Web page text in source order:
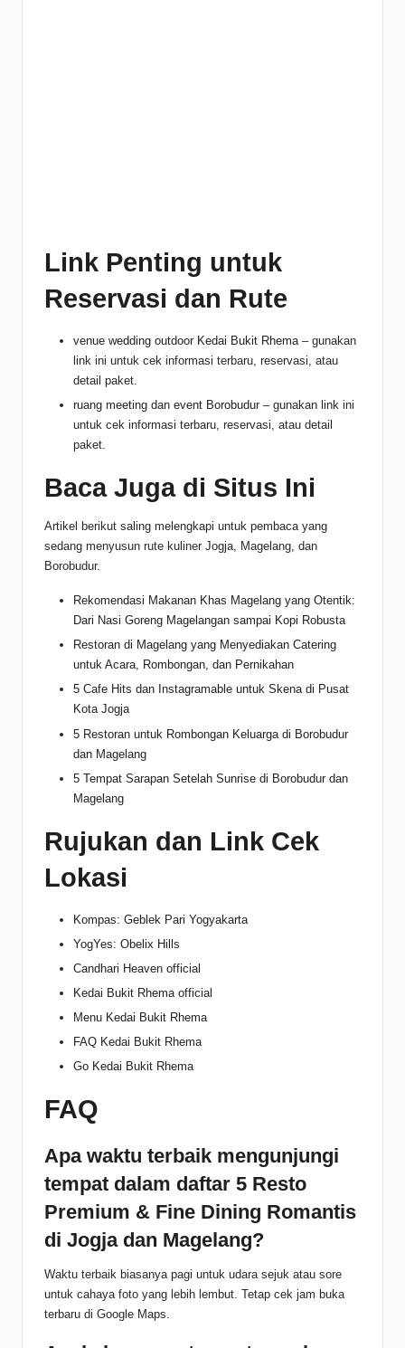
Link Penting untuk
Reservasi dan Rute
venue wedding outdoor Kedai Bukit Rhema– gunakan
link ini untuk cek informasi terbaru, reservasi, atau
detail paket.
ruang meeting dan event Borobudur – gunakan link ini
untuk cek informasi terbaru, reservasi, atau detail
paket.
Baca Juga di Situs Ini
Artikel berikut saling melengkapi untuk pembaca yang
sedang menyusun rute kuliner Jogja, Magelang, dan
Borobudur.
Rekomendasi Makanan Khas Magelang yang Otentik:
Dari Nasi Goreng Magelangan sampai Kopi Robusta
Restoran di Magelang yang Menyediakan Catering
untuk Acara, Rombongan, dan Pernikahan
5 Cafe Hits dan Instagramable untuk Skena di Pusat
Kota Jogja
5 Restoran untuk Rombongan Keluarga di Borobudur
dan Magelang
5 Tempat Sarapan Setelah Sunrise di Borobudur dan
Magelang
Rujukan dan Link Cek
Lokasi
Kompas: Geblek Pari Yogyakarta
YogYes: Obelix Hills
Candhari Heaven official
Kedai Bukit Rhema official
Menu Kedai Bukit Rhema
FAQ Kedai Bukit Rhema
Go Kedai Bukit Rhema
FAQ
Apa waktu terbaik mengunjungi
tempat dalam daftar 5 Resto
Premium & Fine Dining Romantis
di Jogja dan Magelang?
Waktu terbaik biasanya pagi untuk udara sejuk atau sore
untuk cahaya foto yang lebih lembut. Tetap cek jam buka
terbaru di Google Maps.